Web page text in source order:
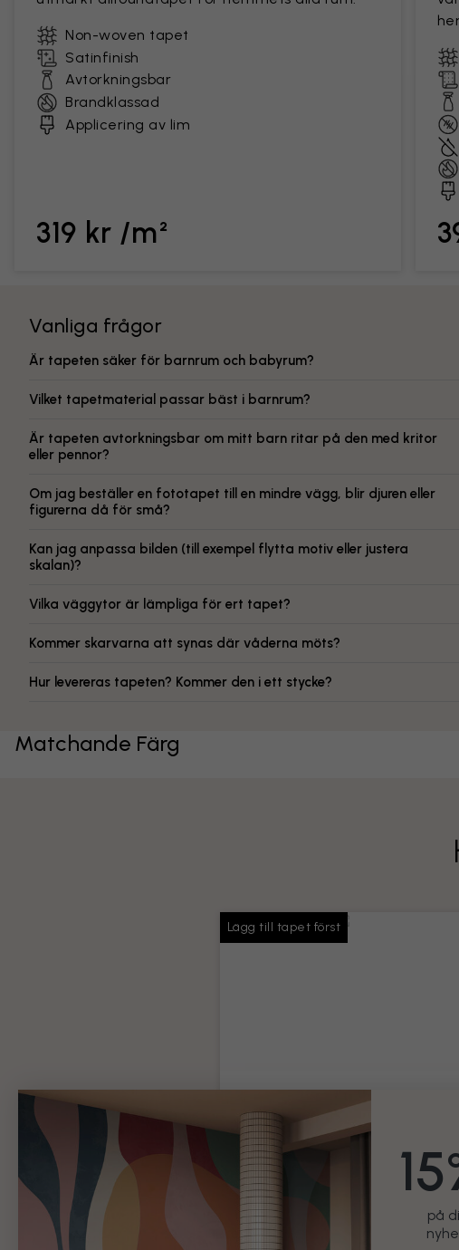
Non-woven tapet
Satinfinish
Avtorkningsbar
Brandklassad
Applicering av lim
319 kr /m²
Vanliga frågor
Är tapeten säker för barnrum och babyrum?
Vilket tapetmaterial passar bäst i barnrum?
Är tapeten avtorkningsbar om mitt barn ritar på den med kritor
eller pennor?
Om jag beställer en fototapet till en mindre vägg, blir djuren eller
figurerna då för små?
Kan jag anpassa bilden (till exempel flytta motiv eller justera
skalan)?
Vilka väggytor är lämpliga för ert tapet?
Kommer skarvarna att synas där våderna möts?
Hur levereras tapeten? Kommer den i ett stycke?
Matchande Färg
Lägg till tapet först
Tapetlim
Tillräckligt med lim för hela din
beställning
Produktinformation
99 kr
på